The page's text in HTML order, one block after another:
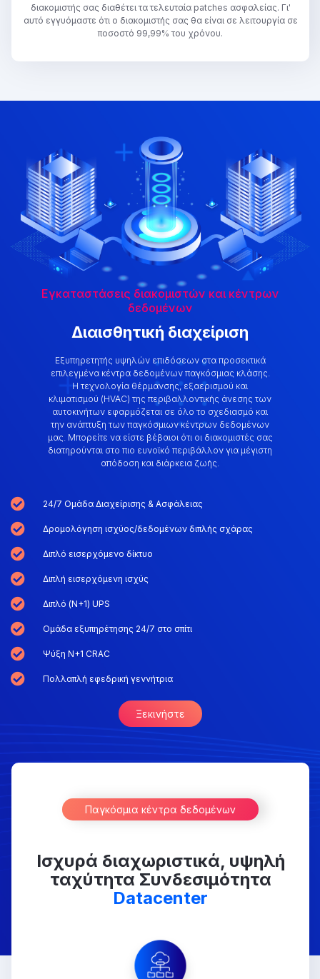
διακομιστής σας διαθέτει τα τελευταία patches ασφαλείας. Γι'
αυτό εγγυόμαστε ότι ο διακομιστής σας θα είναι σε λειτουργία σε
ποσοστό 99,99% του χρόνου.
Εγκαταστάσεις διακομιστών και κέντρων
δεδομένων
Διαισθητική διαχείριση
Εξυπηρετητής υψηλών επιδόσεων στα προσεκτικά
επιλεγμένα κέντρα δεδομένων παγκόσμιας κλάσης.
Η τεχνολογία θέρμανσης, εξαερισμού και
κλιματισμού (HVAC) της περιβαλλοντικής άνεσης των
αυτοκινήτων εφαρμόζεται σε όλο το σχεδιασμό και
την ανάπτυξη των παγκόσμιων κέντρων δεδομένων
μας. Μπορείτε να είστε βέβαιοι ότι οι διακομιστές σας
διατηρούνται στο πιο ευνοϊκό περιβάλλον για μέγιστη
απόδοση και διάρκεια ζωής.
24/7 Ομάδα Διαχείρισης & Ασφάλειας
Δρομολόγηση ισχύος/δεδομένων διπλής σχάρας
Διπλό εισερχόμενο δίκτυο
Διπλή εισερχόμενη ισχύς
Διπλό (N+1) UPS
Ομάδα εξυπηρέτησης 24/7 στο σπίτι
Ψύξη N+1 CRAC
Πολλαπλή εφεδρική γεννήτρια
Ξεκινήστε
Παγκόσμια κέντρα δεδομένων
Ισχυρά διαχωριστικά, υψηλή
ταχύτητα Συνδεσιμότητα
Datacenter